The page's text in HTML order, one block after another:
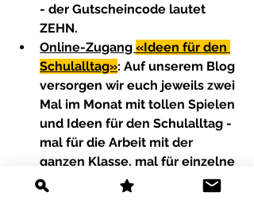
- der Gutscheincode lautet
ZEHN.
Online-Zugang «Ideen für den
Schulalltag»: Auf unserem Blog
versorgen wir euch jeweils zwei
Mal im Monat mit tollen Spielen
und Ideen für den Schulalltag -
mal für die Arbeit mit der
ganzen Klasse, mal für einzelne
Kinder.